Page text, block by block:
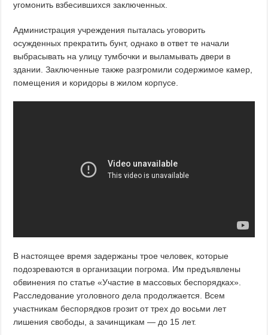
угомонить взбесившихся заключенных.
Администрация учреждения пыталась уговорить
осужденных прекратить бунт, однако в ответ те начали
выбрасывать на улицу тумбочки и выламывать двери в
здании. Заключенные также разгромили содержимое камер,
помещения и коридоры в жилом корпусе.
В настоящее время задержаны трое человек, которые
подозреваются в организации погрома. Им предъявлены
обвинения по статье «Участие в массовых беспорядках».
Расследование уголовного дела продолжается. Всем
участникам беспорядков грозит от трех до восьми лет
лишения свободы, а зачинщикам — до 15 лет.